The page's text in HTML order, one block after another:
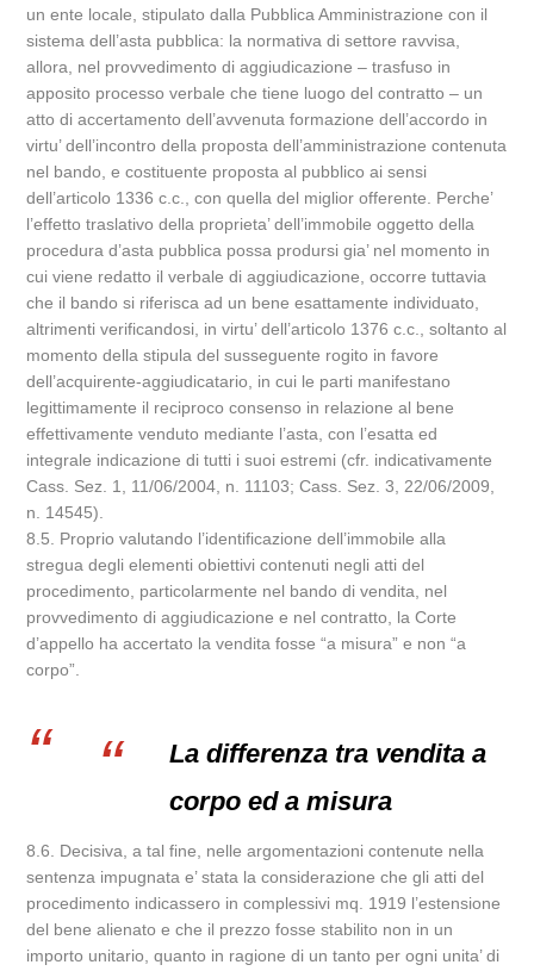
un ente locale, stipulato dalla Pubblica Amministrazione con il
sistema dell’asta pubblica: la normativa di settore ravvisa,
allora, nel provvedimento di aggiudicazione – trasfuso in
apposito processo verbale che tiene luogo del contratto – un
atto di accertamento dell’avvenuta formazione dell’accordo in
virtu’ dell’incontro della proposta dell’amministrazione contenuta
nel bando, e costituente proposta al pubblico ai sensi
dell’articolo 1336 c.c., con quella del miglior offerente. Perche’
l’effetto traslativo della proprieta’ dell’immobile oggetto della
procedura d’asta pubblica possa prodursi gia’ nel momento in
cui viene redatto il verbale di aggiudicazione, occorre tuttavia
che il bando si riferisca ad un bene esattamente individuato,
altrimenti verificandosi, in virtu’ dell’articolo 1376 c.c., soltanto al
momento della stipula del susseguente rogito in favore
dell’acquirente-aggiudicatario, in cui le parti manifestano
legittimamente il reciproco consenso in relazione al bene
effettivamente venduto mediante l’asta, con l’esatta ed
integrale indicazione di tutti i suoi estremi (cfr. indicativamente
Cass. Sez. 1, 11/06/2004, n. 11103; Cass. Sez. 3, 22/06/2009,
n. 14545).
8.5. Proprio valutando l’identificazione dell’immobile alla
stregua degli elementi obiettivi contenuti negli atti del
procedimento, particolarmente nel bando di vendita, nel
provvedimento di aggiudicazione e nel contratto, la Corte
d’appello ha accertato la vendita fosse “a misura” e non “a
corpo”.
La differenza tra vendita a
corpo ed a misura
8.6. Decisiva, a tal fine, nelle argomentazioni contenute nella
sentenza impugnata e’ stata la considerazione che gli atti del
procedimento indicassero in complessivi mq. 1919 l’estensione
del bene alienato e che il prezzo fosse stabilito non in un
importo unitario, quanto in ragione di un tanto per ogni unita’ di